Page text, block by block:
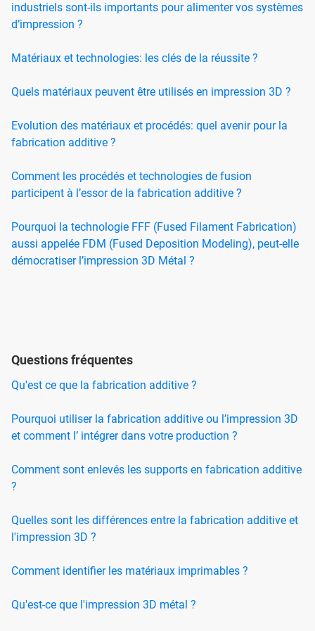
industriels sont-ils importants pour alimenter vos systèmes
d’impression ?
Matériaux et technologies: les clés de la réussite ?
Quels matériaux peuvent être utilisés en impression 3D ?
Evolution des matériaux et procédés: quel avenir pour la
fabrication additive ?
Comment les procédés et technologies de fusion
participent à l’essor de la fabrication additive ?
Pourquoi la technologie FFF (Fused Filament Fabrication)
aussi appelée FDM (Fused Deposition Modeling), peut-elle
démocratiser l’impression 3D Métal ?
Questions fréquentes
Qu'est ce que la fabrication additive ?
Pourquoi utiliser la fabrication additive ou l’impression 3D
et comment l’ intégrer dans votre production ?
Comment sont enlevés les supports en fabrication additive
?
Quelles sont les différences entre la fabrication additive et
l'impression 3D ?
Comment identifier les matériaux imprimables ?
Qu'est-ce que l'impression 3D métal ?